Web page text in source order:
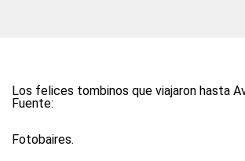
Los felices tombinos que viajaron hasta
Fuente:
Fotobaires.